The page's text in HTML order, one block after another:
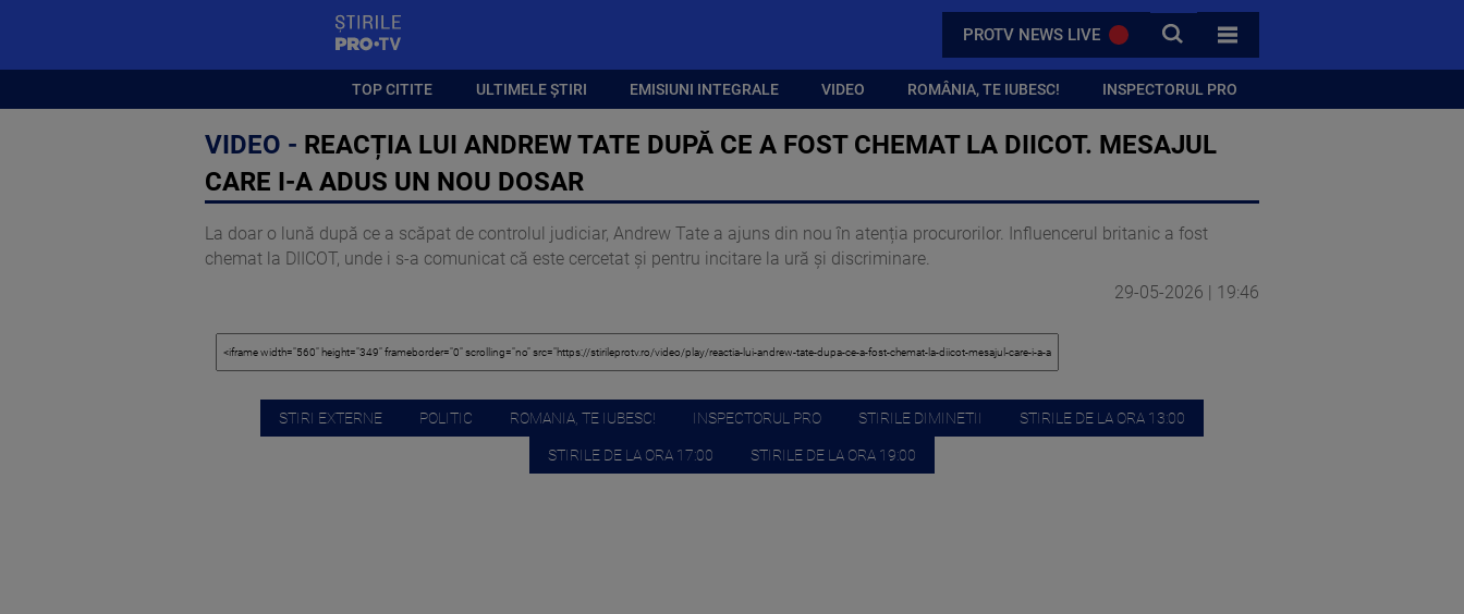
PROTV NEWS LIVE CAUTA
TOATE CATEGORIILE
TOP CITITE ULTIMELE ȘTIRI EMISIUNI INTEGRALE VIDEO ROMÂNIA, TE IUBESC! INSPECTORUL PRO
VIDEO - REACȚIA LUI ANDREW TATE DUPĂ CE A FOST CHEMAT LA DIICOT. MESAJUL
CARE I-A ADUS UN NOU DOSAR
La doar o lună după ce a scăpat de controlul judiciar, Andrew Tate a ajuns din nou în atenția procurorilor. Influencerul britanic a fost
chemat la DIICOT, unde i s-a comunicat că este cercetat și pentru incitare la ură și discriminare.
29-05-2026 | 19:46
STIRI EXTERNE POLITIC ROMANIA, TE IUBESC! INSPECTORUL PRO STIRILE DIMINETII STIRILE DE LA ORA 13:00
STIRILE DE LA ORA 17:00 STIRILE DE LA ORA 19:00